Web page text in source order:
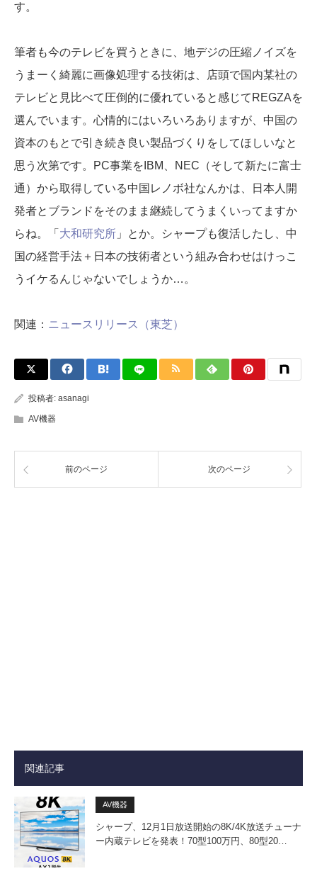
す。
筆者も今のテレビを買うときに、地デジの圧縮ノイズを
うまーく綺麗に画像処理する技術は、店頭で国内某社の
テレビと見比べて圧倒的に優れていると感じてREGZAを
選んでいます。心情的にはいろいろありますが、中国の
資本のもとで引き続き良い製品づくりをしてほしいなと
思う次第です。PC事業をIBM、NEC（そして新たに富士
通）から取得している中国レノボ社なんかは、日本人開
発者とブランドをそのまま継続してうまくいってますか
らね。「 大和研究所 」とか。シャープも復活したし、中
国の経営手法＋日本の技術者という組み合わせはけっこ
うイケるんじゃないでしょうか…。
関連： ニュースリリース（東芝）
投稿者: asanagi
AV機器
前のページ 次のページ
関連記事
AV機器
シャープ、12月1日放送開始の8K/4K放送チューナ
ー内蔵テレビを発表！70型100万円、80型20…